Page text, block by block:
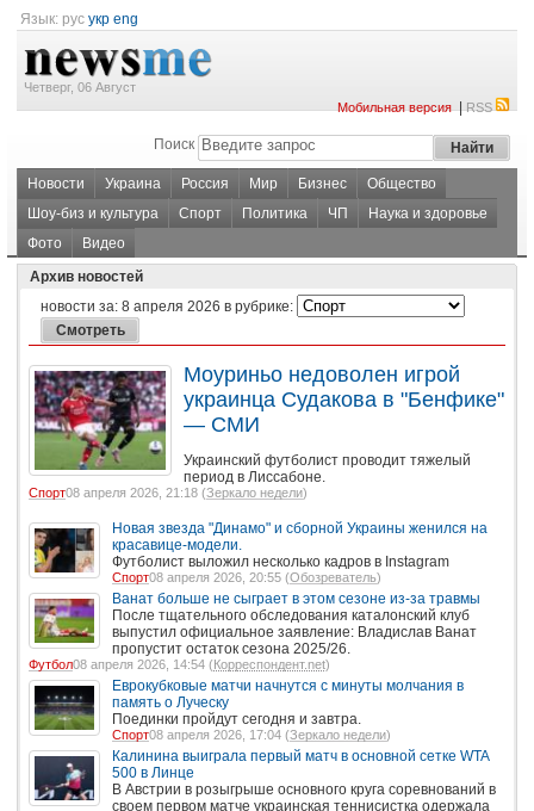
Язык: рус укр eng
Четверг, 06 Август
Мобильная версия|RSS
Поиск
Новости Украина Россия Мир Бизнес
Общество
Шоу-биз и культура
Спорт Политика ЧП
Наука и здоровье
Фото
Видео
Архив новостей
новости за: 8 апреля 2026 в рубрике:
Моуриньо недоволен игрой
украинца Судакова в "Бенфике"
— СМИ
Украинский футболист проводит тяжелый
период в Лиссабоне.
Спорт08 апреля 2026, 21:18 (Зеркало недели)
Новая звезда "Динамо" и сборной Украины женился на
красавице-модели.
Футболист выложил несколько кадров в Instagram
Спорт08 апреля 2026, 20:55 (Обозреватель)
Ванат больше не сыграет в этом сезоне из-за травмы
После тщательного обследования каталонский клуб
выпустил официальное заявление: Владислав Ванат
пропустит остаток сезона 2025/26.
Футбол08 апреля 2026, 14:54 (Корреспондент.net)
Еврокубковые матчи начнутся с минуты молчания в
память о Луческу
Поединки пройдут сегодня и завтра.
Спорт08 апреля 2026, 17:04 (Зеркало недели)
Калинина выиграла первый матч в основной сетке WTA
500 в Линце
В Австрии в розыгрыше основного круга соревнований в
своем первом матче украинская теннисистка одержала